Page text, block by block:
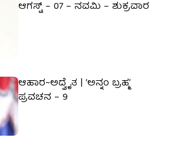
ಆಗಸ್ಟ್ – 07 – ನವಮಿ – ಶುಕ್ರವಾರ
ಆಹಾರ~ಅದ್ವೈತ | ‘ಅನ್ನಂ ಬ್ರಹ್ಮ’
ಪ್ರವಚನ – 9